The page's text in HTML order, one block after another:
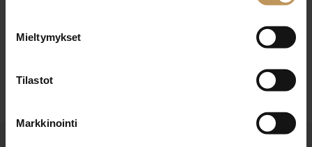
Mieltymykset
Tilastot
Markkinointi
Lue artikkeli